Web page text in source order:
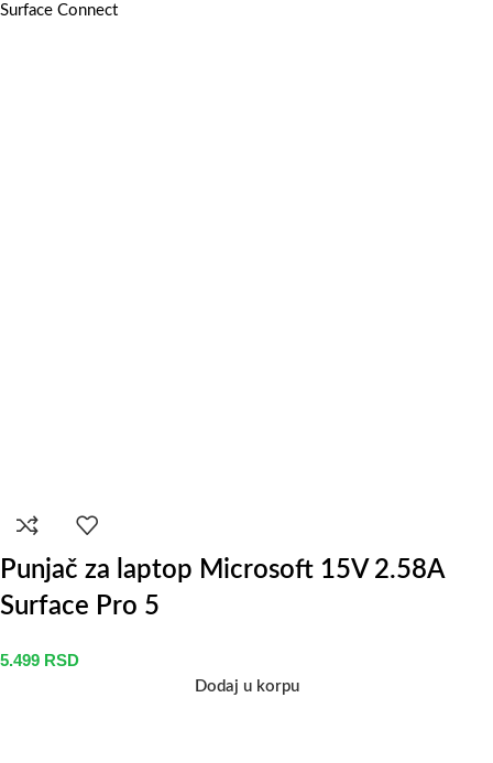
Surface Connect
Punjač za laptop Microsoft 15V 2.58A
Surface Pro 5
5.499 RSD
Dodaj u korpu